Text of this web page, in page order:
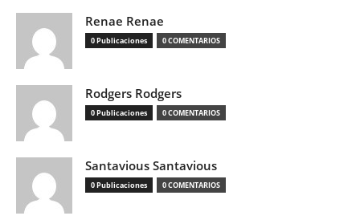
Renae Renae
0 Publicaciones 0 COMENTARIOS
Rodgers Rodgers
0 Publicaciones 0 COMENTARIOS
Santavious Santavious
0 Publicaciones 0 COMENTARIOS